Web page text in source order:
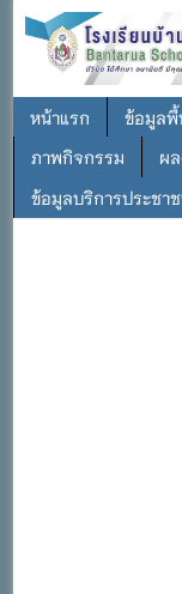
หน้าแรก ข้อมูลพื้
ภาพกิจกรรม
ผ
ข้อมูลบริการประชา